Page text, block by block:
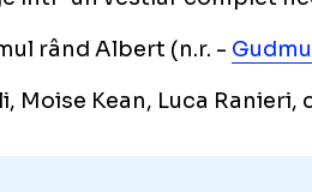
rând Albert (n.r. -
Moise Kean, Luca